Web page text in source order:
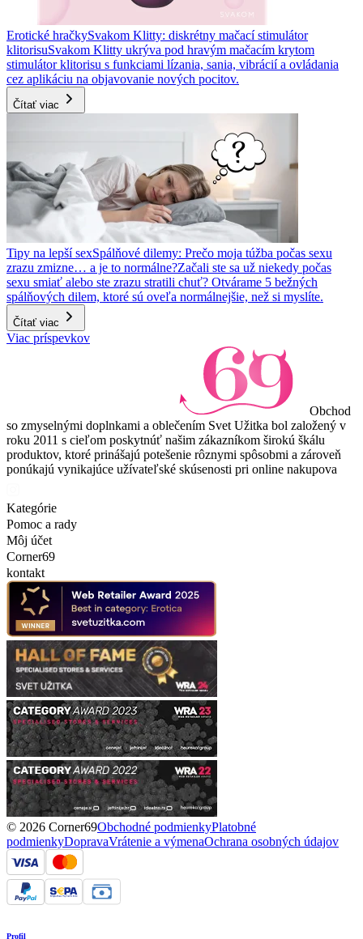
Erotické hračkySvakom Klitty: diskrétny mačací stimulátor
klitorisuSvakom Klitty ukrýva pod hravým mačacím krytom
stimulátor klitorisu s funkciami lízania, sania, vibrácií a ovládania
cez aplikáciu na objavovanie nových pocitov.
Čítať viac
Tipy na lepší sexSpálňové dilemy: Prečo moja túžba počas sexu
zrazu zmizne… a je to normálne?Začali ste sa už niekedy počas
sexu smiať alebo ste zrazu stratili chuť? Otvárame 5 bežných
spálňových dilem, ktoré sú oveľa normálnejšie, než si myslíte.
Čítať viac
Viac príspevkov
Obchod
so zmyselnými doplnkami a oblečením Svet Užitka bol založený v
roku 2011 s cieľom poskytnúť našim zákazníkom širokú škálu
produktov, ktoré prinášajú potešenie rôznymi spôsobmi a zároveň
ponúkajú vynikajúce užívateľské skúsenosti pri online nakupova
Kategórie
Pomoc a rady
Môj účet
Corner69
kontakt
© 2026 Corner69Obchodné podmienkyPlatobné
podmienkyDopravaVrátenie a výmenaOchrana osobných údajov
Profil